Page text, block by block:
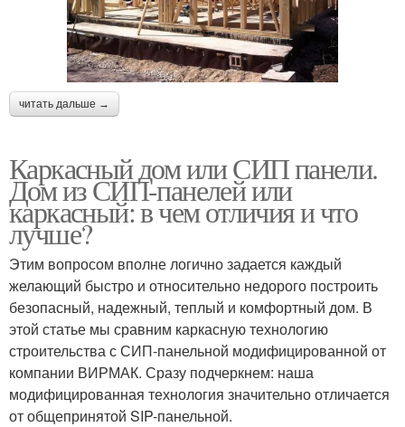
читать дальше →
Каркасный дом или СИП панели.
Дом из СИП-панелей или
каркасный: в чем отличия и что
лучше?
Этим вопросом вполне логично задается каждый
желающий быстро и относительно недорого построить
безопасный, надежный, теплый и комфортный дом. В
этой статье мы сравним каркасную технологию
строительства с СИП-панельной модифицированной от
компании ВИРМАК. Сразу подчеркнем: наша
модифицированная технология значительно отличается
от общепринятой SIP-панельной.